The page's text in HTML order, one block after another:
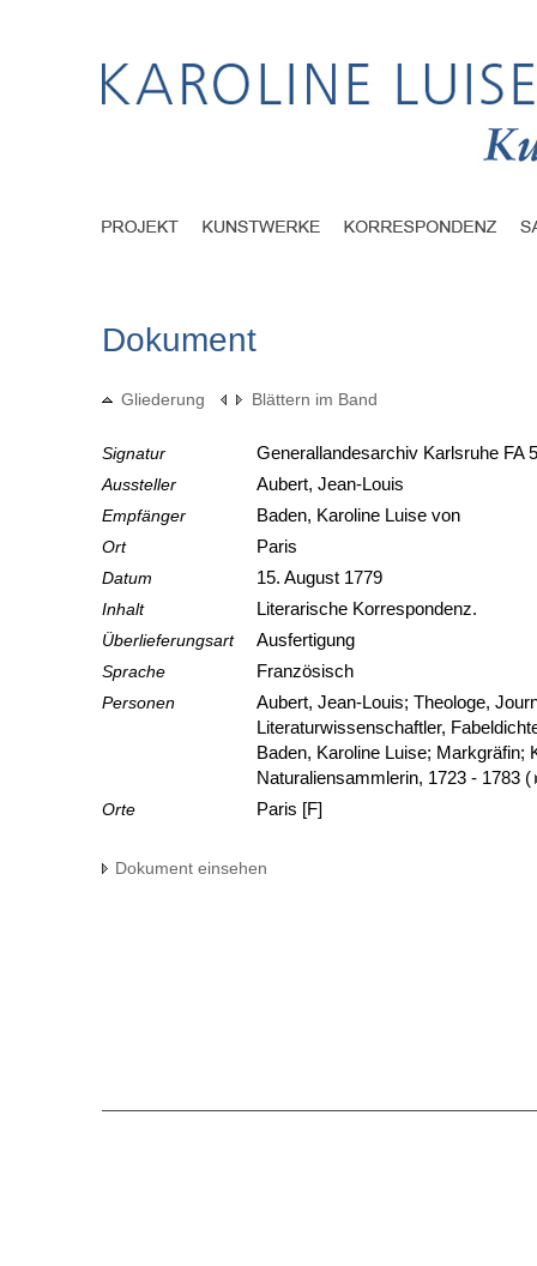
Dokument
Gliederung Blättern im Band
Signatur
Generallandesarchiv Karlsruhe FA
Aussteller
Aubert, Jean-Louis
Empfänger
Baden, Karoline Luise von
Ort
Paris
Datum
15. August 1779
Inhalt
Literarische Korrespondenz.
Überlieferungsart
Ausfertigung
Sprache
Französisch
Personen
Aubert, Jean-Louis; Theologe,
Literaturwissenschaftler,
Baden, Karoline Luise; Markgräfin;
Naturaliensammlerin, 1723 - 1783 (
Orte
Paris [F]
Dokument einsehen